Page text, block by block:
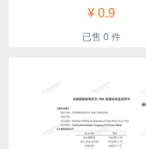
¥ 0.9
已售 0 件